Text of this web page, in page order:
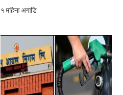
१ महिना अगाडि